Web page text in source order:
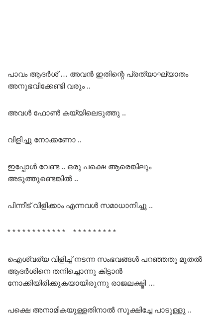
പാവം ആദർശ് … അവൻ ഇതിന്റെ പ്രത്യാഘ്യാതം
അനുഭവിക്കേണ്ടി വരും ..
അവൾ ഫോൺ കയ്യിലെടുത്തു ..
വിളിച്ചു നോക്കണോ ..
ഇപ്പോൾ വേണ്ട .. ഒരു പക്ഷെ ആരെങ്കിലും
അടുത്തുണ്ടെങ്കിൽ ..
പിന്നീട് വിളിക്കാം എന്നവൾ സമാധാനിച്ചു ..
* * * * * * * * * * * * * * * * * * * * *
ഐശ്വര്യ വിളിച്ച് നടന്ന സംഭവങ്ങൾ പറഞ്ഞതു മുതൽ
ആദർശിനെ തനിച്ചൊന്നു കിട്ടാൻ
നോക്കിയിരിക്കുകയായിരുന്നു രാജലക്ഷ്മി …
പക്ഷെ അനാമികയുള്ളതിനാൽ സൂക്ഷിച്ചേ പാടുള്ളു ..